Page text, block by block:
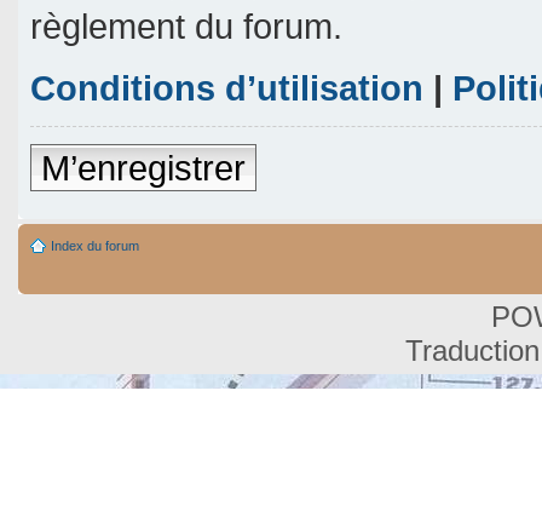
règlement du forum.
Conditions d’utilisation |
M’enregistrer
Index du forum